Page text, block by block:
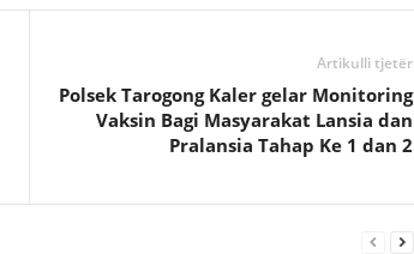
Artikulli tjetër
Polsek Tarogong Kaler gelar Monitoring
Vaksin Bagi Masyarakat Lansia dan
Pralansia Tahap Ke 1 dan 2